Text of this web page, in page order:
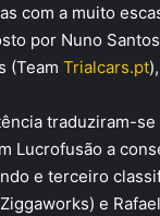
com a muito
por Nuno
(Team Trialcars.pt
traduziram-
Lucrofusão a
e terceiro
e